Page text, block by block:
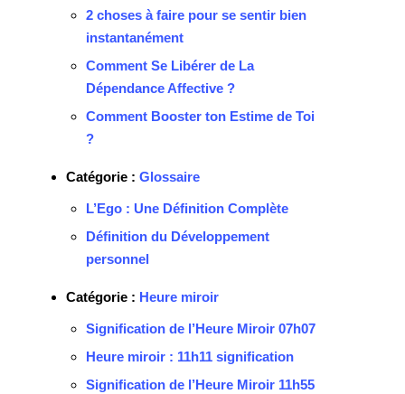
2 choses à faire pour se sentir bien
instantanément
Comment Se Libérer de La
Dépendance Affective ?
Comment Booster ton Estime de Toi
?
Catégorie : Glossaire
L’Ego : Une Définition Complète
Définition du Développement
personnel
Catégorie : Heure miroir
Signification de l’Heure Miroir 07h07
Heure miroir : 11h11 signification
Signification de l’Heure Miroir 11h55